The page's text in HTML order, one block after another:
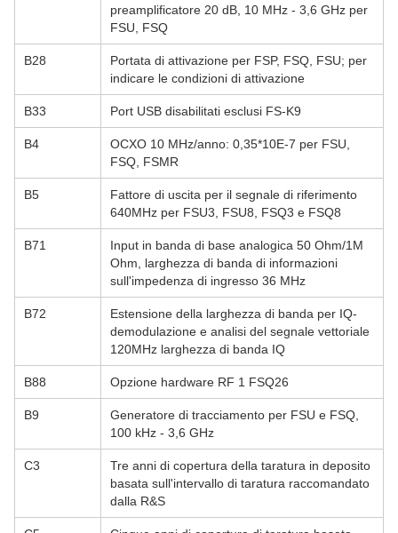
preamplificatore 20 dB, 10 MHz - 3,6 GHz per
FSU, FSQ
B28
Portata di attivazione per FSP, FSQ, FSU; per
indicare le condizioni di attivazione
B33 Port USB disabilitati esclusi FS-K9
B4
OCXO 10 MHz/anno: 0,35*10E-7 per FSU,
FSQ, FSMR
B5
Fattore di uscita per il segnale di riferimento
640MHz per FSU3, FSU8, FSQ3 e FSQ8
B71
Input in banda di base analogica 50 Ohm/1M
Ohm, larghezza di banda di informazioni
sull'impedenza di ingresso 36 MHz
B72
Estensione della larghezza di banda per IQ-
demodulazione e analisi del segnale vettoriale
120MHz larghezza di banda IQ
B88 Opzione hardware RF 1 FSQ26
B9
Generatore di tracciamento per FSU e FSQ,
100 kHz - 3,6 GHz
C3
Tre anni di copertura della taratura in deposito
basata sull'intervallo di taratura raccomandato
dalla R&S